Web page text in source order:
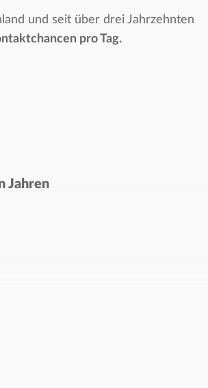
und seit über drei Jahrzehnten
pro Tag.​
Jahren